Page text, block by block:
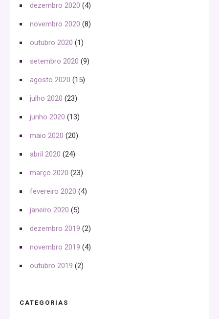
dezembro 2020 (4)
novembro 2020 (8)
outubro 2020 (1)
setembro 2020 (9)
agosto 2020 (15)
julho 2020 (23)
junho 2020 (13)
maio 2020 (20)
abril 2020 (24)
março 2020 (23)
fevereiro 2020 (4)
janeiro 2020 (5)
dezembro 2019 (2)
novembro 2019 (4)
outubro 2019 (2)
CATEGORIAS